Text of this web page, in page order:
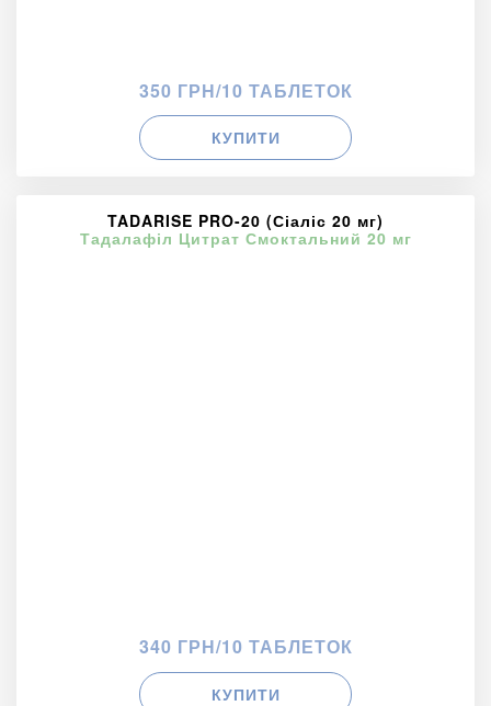
350 ГРН/10 ТАБЛЕТОК
КУПИТИ
TADARISE PRO-20 (Сіаліс 20 мг)
Тадалафіл Цитрат Смоктальний 20 мг
340 ГРН/10 ТАБЛЕТОК
КУПИТИ